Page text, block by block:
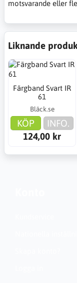
motsvarande eller
Liknande
Färgband Svart IR
61
Bläck.se
KÖP
INFO.
124,00 kr